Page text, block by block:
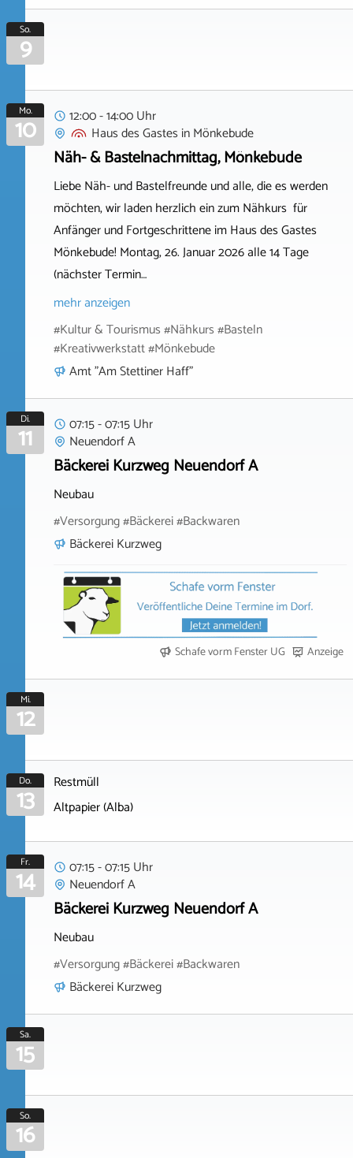
So.
9
Mo.
10
12:00 - 14:00 Uhr
Haus des Gastes inMönkebude
Näh- & Bastelnachmittag, Mönkebude
Liebe Näh- und Bastelfreunde und alle, die es werden
möchten, wir laden herzlich ein zum Nähkurs für
Anfänger und Fortgeschrittene im Haus des Gastes
Mönkebude! Montag, 26. Januar 2026 alle 14 Tage
(nächster Termin…
mehr anzeigen
#Kultur & Tourismus #Nähkurs #Basteln
#Kreativwerkstatt #Mönkebude
Amt "Am Stettiner Haff"
Di.
11
07:15 - 07:15 Uhr
Neuendorf A
Bäckerei Kurzweg Neuendorf A
Neubau
#Versorgung #Bäckerei #Backwaren
Bäckerei Kurzweg
Schafe vorm Fenster UG Anzeige
Mi.
12
Do.
13
Restmüll
Altpapier (Alba)
Fr.
14
07:15 - 07:15 Uhr
Neuendorf A
Bäckerei Kurzweg Neuendorf A
Neubau
#Versorgung #Bäckerei #Backwaren
Bäckerei Kurzweg
Sa.
15
So.
16